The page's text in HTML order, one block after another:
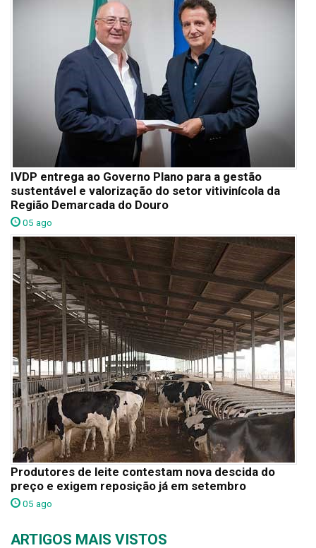
IVDP entrega ao Governo Plano para a gestão
sustentável e valorização do setor vitivinícola da
Região Demarcada do Douro
05 ago
Produtores de leite contestam nova descida do
preço e exigem reposição já em setembro
05 ago
ARTIGOS MAIS VISTOS